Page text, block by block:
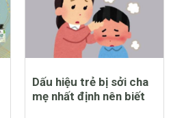
Dấu hiệu trẻ bị sởi cha
mẹ nhất định nên biết